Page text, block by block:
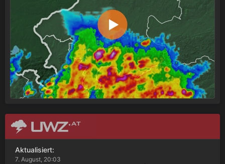
Aktualisiert:
7. August, 20:03